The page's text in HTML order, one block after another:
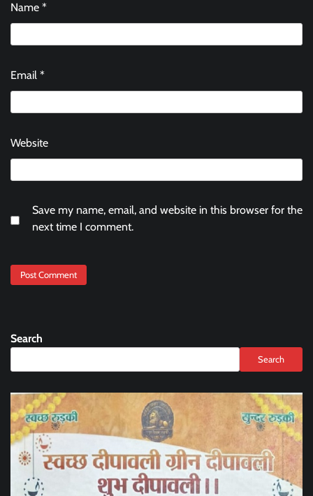
Name *
Email *
Website
Save my name, email, and website in this browser for the
next time I comment.
Search
Search